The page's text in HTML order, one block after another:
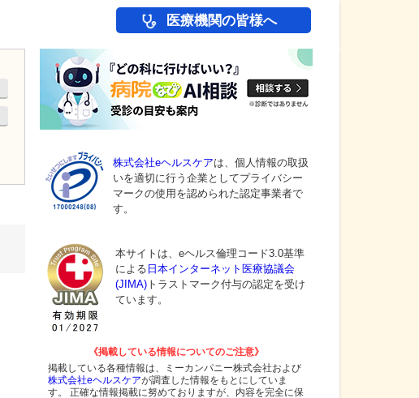
医療機関の皆様へ
株式会社eヘルスケアは、個人情報の取扱
いを適切に行う企業としてプライバシー
マークの使用を認められた認定事業者で
す。
本サイトは、eヘルス倫理コード3.0基準
による 日本インターネット医療協議会
(JIMA)トラストマーク付与の認定を受け
ています。
《掲載している情報についてのご注意》
掲載している各種情報は、ミーカンパニー株式会社および
株式会社eヘルスケアが調査した情報をもとにしていま
す。 正確な情報掲載に努めておりますが、内容を完全に保